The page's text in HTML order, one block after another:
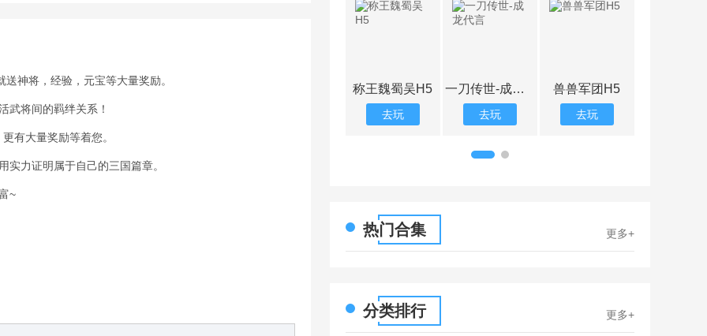
神将，经验，元宝等大量奖励。
武将间的羁绊关系！
有大量奖励等着您。
实力证明属于自己的三国篇章。
~
梦道
去玩
称王魏蜀吴H5 兽兽军团H5 乱入英雄
去玩
代号斩
去玩
热门合集 更多+
分类排行 更多+